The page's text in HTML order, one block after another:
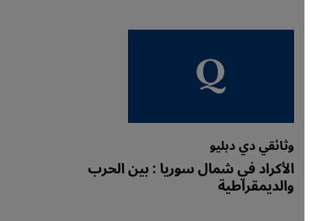
وثائقي دي دبليو
الأكراد في شمال سوريا : بين الحرب
والديمقراطية